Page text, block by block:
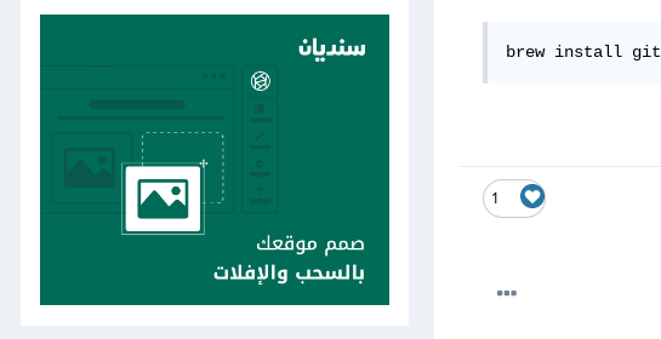
brew install git
1